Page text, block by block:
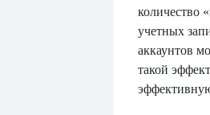
количество
учетных
аккаунтов
такой